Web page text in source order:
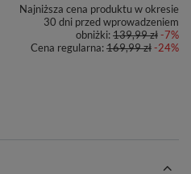
Najniższa cena produktu w okresie
30 dni przed wprowadzeniem
obniżki:139,99 zł-7%
Cena regularna:169,99 zł-24%